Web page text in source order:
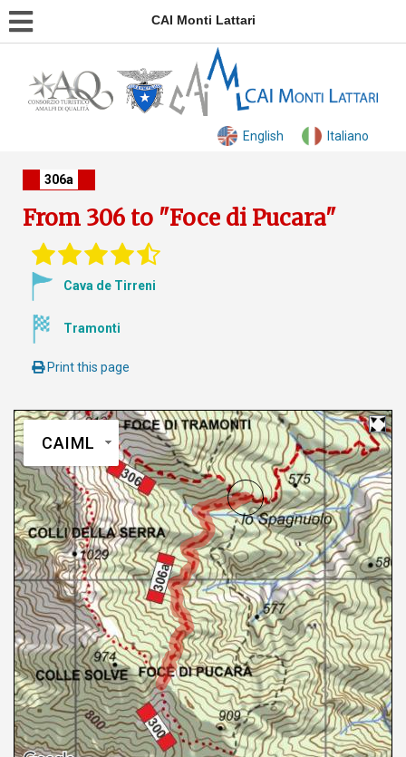
CAI Monti Lattari
English Italiano
306a
From 306 to "Foce di Pucara"
Cava de Tirreni
Tramonti
Print this page
CAIML